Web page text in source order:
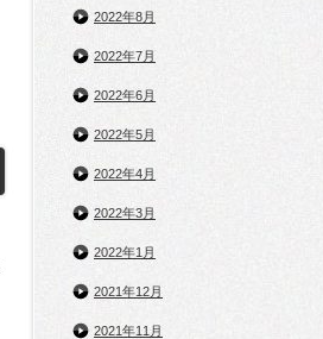
2022年8月
2022年7月
2022年6月
2022年5月
2022年4月
2022年3月
2022年1月
2021年12月
2021年11月